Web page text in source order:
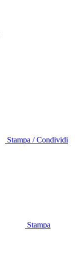
Stampa / Condividi
Stampa